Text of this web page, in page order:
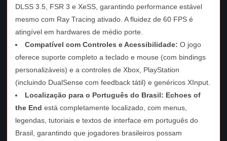
DLSS 3.5, FSR 3 e XeSS, garantindo performance estável
mesmo com Ray Tracing ativado. A fluidez de 60 FPS é
atingível em hardwares de médio porte.
Compatível com Controles e Acessibilidade: O jogo
oferece suporte completo a teclado e mouse (com bindings
personalizáveis) e a controles de Xbox, PlayStation
(incluindo DualSense com feedback tátil) e genéricos XInput.
Localização para o Português do Brasil: Echoes of
the End está completamente localizado, com menus,
legendas, tutoriais e textos de interface em português do
Brasil, garantindo que jogadores brasileiros possam